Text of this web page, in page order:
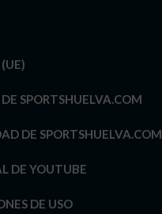
SPORTSHUELVA.COM
DE SPORTSHUELVA.COM
DE YOUTUBE
DE USO